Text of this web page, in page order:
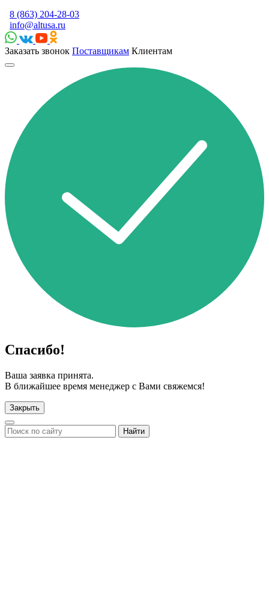
8 (863) 204-28-03
info@altusa.ru
Заказать звонок Поставщикам Клиентам
Спасибо!
Ваша заявка принята.
В ближайшее время менеджер с Вами свяжемся!
Закрыть
Найти